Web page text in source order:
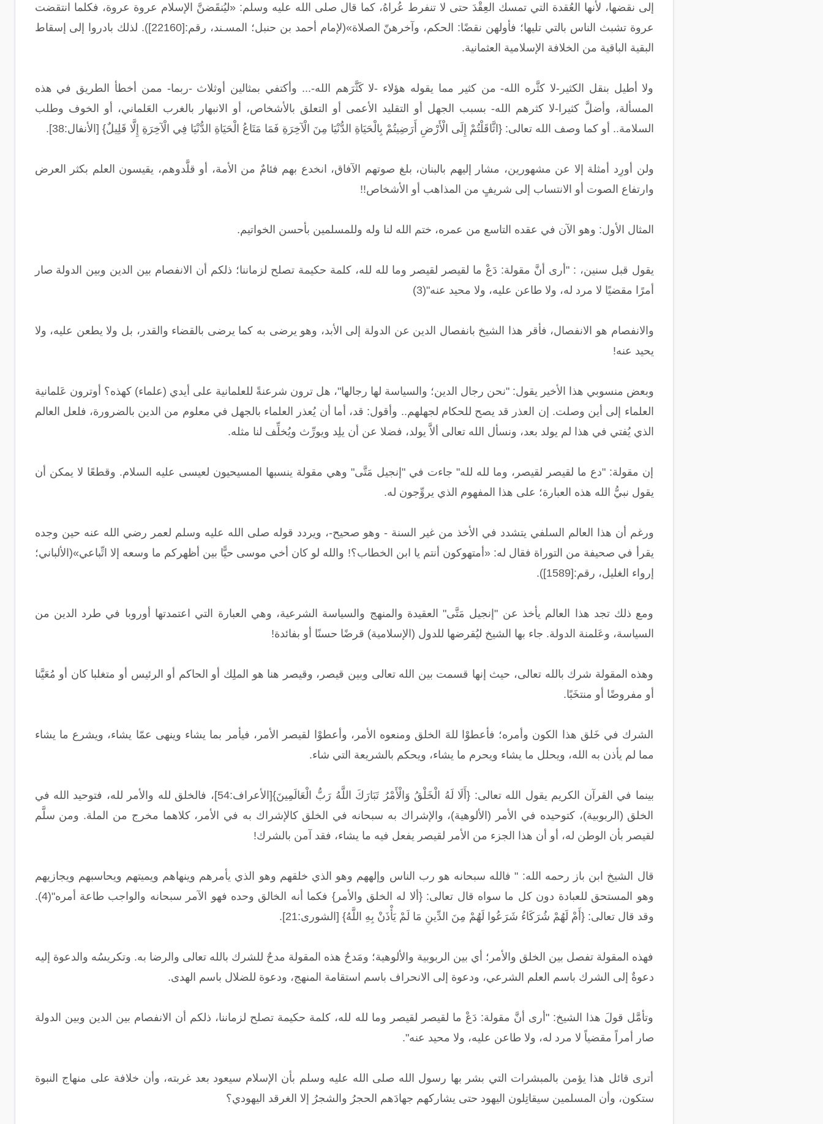
إلى نقضها، لأنها العُقدة التي تمسك العِقْدَ حتى لا تنفرط عُراهُ، كما قال صلى الله عليه وسلم: «ليُنقَضنَّ الإسلام عروة عروة، فكلما انتقضت
عروة تشبث الناس بالتي تليها؛ فأولهن نقضًا: الحكم، وآخرهنّ الصلاة»(لإمام أحمد بن حنبل؛ المسـند، رقم:[22160]). لذلك بادروا إلى إسقاط
البقية الباقية من الخلافة الإسلامية العثمانية.
ولا أطيل بنقل الكثير-لا كثَّره الله- من كثير مما يقوله هؤلاء -لا كَثَّرَهم الله-... وأكتفي بمثالين أوثلاث -ربما- ممن أخطأ الطريق في هذه
المسألة، وأضلَّ كثيرا-لا كثرهم الله- بسبب الجهل أو التقليد الأعمى أو التعلق بالأشخاص، أو الانبهار بالغرب العَلماني، أو الخوف وطلب
السلامة.. أو كما وصف الله تعالى: {اثَّاقَلْتُمْ إِلَى الْأَرْضِ أَرَضِيتُمْ بِالْحَيَاةِ الدُّنْيَا مِنَ الْآخِرَةِ فَمَا مَتَاعُ الْحَيَاةِ الدُّنْيَا فِي الْآخِرَةِ إِلَّا قَلِيلٌ} [الأنفال:38].
ولن أورِد أمثلة إلا عن مشهورين، مشار إليهم بالبنان، بلغ صوتهم الآفاق، انخدع بهم فئامٌ من الأمة، أو قلَّدوهم، يقيسون العلم بكثر العرض
وارتفاع الصوت أو الانتساب إلى شريفٍ من المذاهب أو الأشخاص!!
المثال الأول: وهو الآن في عقده التاسع من عمره، ختم الله لنا وله وللمسلمين بأحسن الخواتيم.
يقول قبل سنين، : "أرى أنَّ مقولة: دَعْ ما لقيصر لقيصر وما لله لله، كلمة حكيمة تصلح لزماننا؛ ذلكم أن الانفصام بين الدين وبين الدولة صار
أمرًا مقضيًا لا مرد له، ولا طاعن عليه، ولا محيد عنه"(3)
والانفصام هو الانفصال، فأقر هذا الشيخ بانفصال الدين عن الدولة إلى الأبد، وهو يرضى به كما يرضى بالقضاء والقدر، بل ولا يطعن عليه، ولا
يحيد عنه!
وبعض منسوبي هذا الأخير يقول: "نحن رجال الدين؛ والسياسة لها رجالها"، هل ترون شرعنةً للعلمانية على أيدي (علماء) كهذه؟ أوترون عَلمانية
العلماء إلى أين وصلت. إن العذر قد يصح للحكام لجهلهم.. وأقول: قد، أما أن يُعذر العلماء بالجهل في معلوم من الدين بالضرورة، فلعل العالم
الذي يُفتي في هذا لم يولد بعد، ونسأل الله تعالى ألاَّ يولد، فضلا عن أن يلِد ويورِّث ويُخلِّف لنا مثله.
إن مقولة: "دع ما لقيصر لقيصر، وما لله لله" جاءت في "إنجيل مَتَّى" وهي مقولة ينسبها المسيحيون لعيسى عليه السلام. وقطعًا لا يمكن أن
يقول نبيُّ الله هذه العبارة؛ على هذا المفهوم الذي يروِّجون له.
ورغم أن هذا العالم السلفي يتشدد في الأخذ من غير السنة - وهو صحيح-، ويردد قوله صلى الله عليه وسلم لعمر رضي الله عنه حين وجده
يقرأ في صحيفة من التوراة فقال له: «أمتهوكون أنتم يا ابن الخطاب؟! والله لو كان أخي موسى حيًّا بين أظهركم ما وسعه إلا اتِّباعي»(الألباني؛
إرواء الغليل، رقم:[1589]).
ومع ذلك تجد هذا العالم يأخذ عن "إنجيل مَتَّى" العقيدة والمنهج والسياسة الشرعية، وهي العبارة التي اعتمدتها أوروبا في طرد الدين من
السياسة، وعَلمنة الدولة. جاء بها الشيخ ليُقرضها للدول (الإسلامية) قرضًا حسنًا أو بفائدة!
وهذه المقولة شرك بالله تعالى، حيث إنها قسمت بين الله تعالى وبين قيصر، وقيصر هنا هو الملِك أو الحاكم أو الرئيس أو متغلبا كان أو مُعَيَّنا
أو مفروضًا أو منتخَبًا.
الشرك في خَلق هذا الكون وأمره؛ فأعطوْا للهَ الخلق ومنعوه الأمر، وأعطوْا لقيصر الأمر، فيأمر بما يشاء وينهى عمّا يشاء، ويشرع ما يشاء
مما لم يأذن به الله، ويحلل ما يشاء ويحرم ما يشاء، ويحكم بالشريعة التي شاء.
بينما في القرآن الكريم يقول الله تعالى: {أَلَا لَهُ الْخَلْقُ وَالْأَمْرُ تَبَارَكَ اللَّهُ رَبُّ الْعَالَمِينَ}[الأعراف:54]، فالخلق لله والأمر لله، فتوحيد الله في
الخلق (الربوبية)، كتوحيده في الأمر (الألوهية)، والإشراك به سبحانه في الخلق كالإشراك به في الأمر، كلاهما مخرج من الملة. ومن سلَّم
لقيصر بأن الوطن له، أو أن هذا الجزء من الأمر لقيصر يفعل فيه ما يشاء، فقد آمن بالشرك!
قال الشيخ ابن باز رحمه الله: " فالله سبحانه هو رب الناس وإلههم وهو الذي خلقهم وهو الذي يأمرهم وينهاهم ويميتهم ويحاسبهم ويجازيهم
وهو المستحق للعبادة دون كل ما سواه قال تعالى: {ألا له الخلق والأمر} فكما أنه الخالق وحده فهو الآمر سبحانه والواجب طاعة أمره"(4).
وقد قال تعالى: {أَمْ لَهُمْ شُرَكَاءُ شَرَعُوا لَهُمْ مِنَ الدِّينِ مَا لَمْ يَأْذَنْ بِهِ اللَّهُ} [الشورى:21].
فهذه المقولة تفصل بين الخلق والأمر؛ أي بين الربوبية والألوهية؛ ومَدحُ هذه المقولة مدحٌ للشرك بالله تعالى والرضا به. وتكريسُه والدعوة إليه
دعوةٌ إلى الشرك باسم العلم الشرعي، ودعوة إلى الانحراف باسم استقامة المنهج، ودعوة للضلال باسم الهدى.
وتأمَّل قولَ هذا الشيخ: "أرى أنَّ مقولة: دَعْ ما لقيصر لقيصر وما لله لله، كلمة حكيمة تصلح لزماننا، ذلكم أن الانفصام بين الدين وبين الدولة
صار أمراً مقضياً لا مرد له، ولا طاعن عليه، ولا محيد عنه".
أترى قائل هذا يؤمن بالمبشرات التي بشر بها رسول الله صلى الله عليه وسلم بأن الإسلام سيعود بعد غربته، وأن خلافة على منهاج النبوة
ستكون، وأن المسلمين سيقاتِلون اليهود حتى يشاركهم جهادَهم الحجرُ والشجرُ إلا الغرقد اليهودي؟